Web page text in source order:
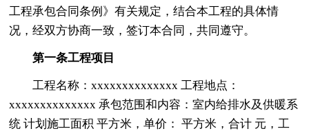
工程承包合同条例》有关规定，结合本工程的具体情
况，经双方协商一致，签订本合同，共同遵守。
第一条工程项目
工程名称：xxxxxxxxxxxxxx 工程地点：
xxxxxxxxxxxxxx 承包范围和内容：室内给排水及供暖系
统 计划施工面积 平方米，单价： 平方米，合计 元，工